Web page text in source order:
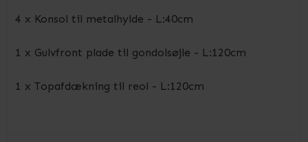
4 x Konsol til metalhylde - L:40cm
1 x Gulvfront plade til gondolsøjle - L:120cm
1 x Topafdækning til reol - L:120cm